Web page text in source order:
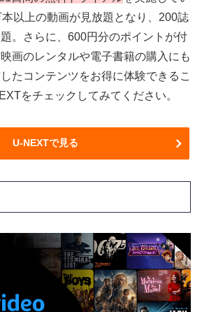
以上の動画が見放題となり、200誌
。さらに、600円分のポイントが付
画のレンタルや電子書籍の購入にも
たコンテンツをお得に体験できるこ
をチェックしてみてください。
U-NEXTで見る